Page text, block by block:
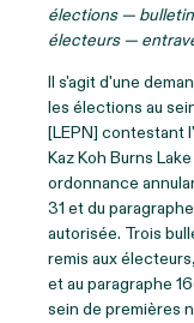
élections —
électeurs —
Il s'agit d'une
les élections au
[LEPN] contestant
Kaz Koh Burns
ordonnance
31 et du
autorisée. Trois
remis aux
et au paragraphe
sein de premières